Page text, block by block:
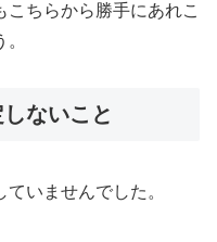
ちらから勝手にあれこ
ないこと
いませんでした。